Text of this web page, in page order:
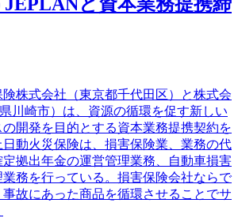
株式会社（東京都千代田区）と株式会
川崎市）は、資源の循環を促す新しい
開発を目的とする資本業務提携契約を
動火災保険は、損害保険業、業務の代
拠出年金の運営管理業務、自動車損害
務を行っている。損害保険会社ならで
故にあった商品を循環させることでサ